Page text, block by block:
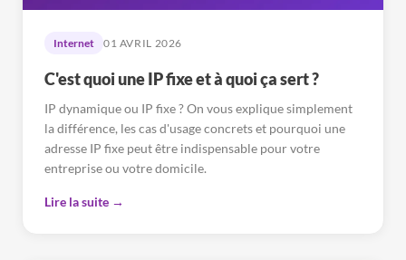
Internet 01 AVRIL 2026
C'est quoi une IP fixe et à quoi ça sert ?
IP dynamique ou IP fixe ? On vous explique simplement
la différence, les cas d'usage concrets et pourquoi une
adresse IP fixe peut être indispensable pour votre
entreprise ou votre domicile.
Lire la suite →